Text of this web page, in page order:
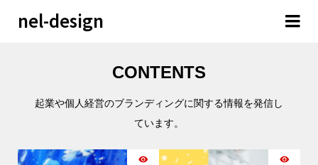
nel-design
CONTENTS
起業や個人経営のブランディングに関する情報を発信し
ています。